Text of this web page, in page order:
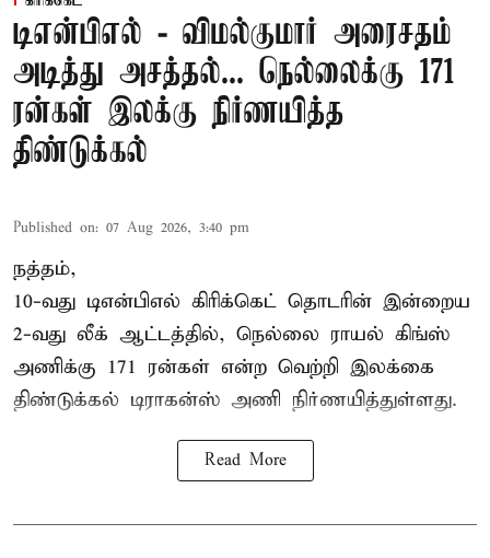
டிஎன்பிஎல் - விமல்குமார் அரைசதம்
அடித்து அசத்தல்... நெல்லைக்கு 171
ரன்கள் இலக்கு நிர்ணயித்த
திண்டுக்கல்
Published on: 07 Aug 2026, 3:40 pm
நத்தம்,
10-வது டிஎன்பிஎல் கிரிக்கெட் தொடரின் இன்றைய
2-வது லீக் ஆட்டத்தில், நெல்லை ராயல் கிங்ஸ்
அணிக்கு 171 ரன்கள் என்ற வெற்றி இலக்கை
திண்டுக்கல் டிராகன்ஸ் அணி நிர்ணயித்துள்ளது.
Read More